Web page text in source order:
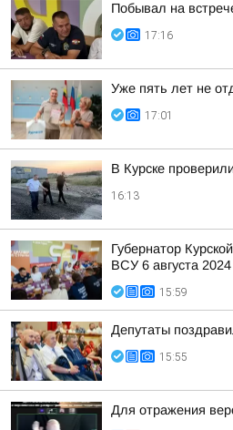
Побывал на
17:16
Уже пять лет не
17:01
В Курске
16:13
Губернатор
ВСУ 6 августа 2024
15:59
Депутаты
15:55
Для отражения